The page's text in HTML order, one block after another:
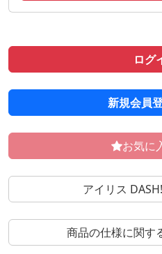
ログ
新規会員
お気に
アイリス
商品の仕様に関す